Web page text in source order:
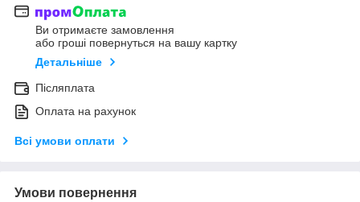
Ви отримаєте замовлення
або гроші повернуться на вашу картку
Детальніше
Післяплата
Оплата на рахунок
Всі умови оплати
Умови повернення